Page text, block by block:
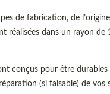
de fabrication, de
réalisées dans un rayon
conçus pour être
(si faisable) de vos